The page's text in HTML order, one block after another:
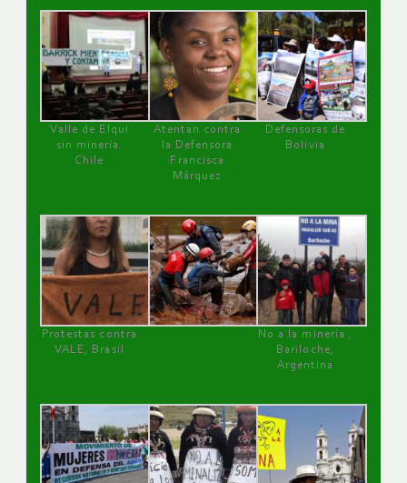
Valle de Elqui
sin minería.
Chile
Atentan contra
la Defensora
Francisca
Márquez
Defensoras de
Bolivia
Protestas contra
VALE, Brasil
No a la minería ,
Bariloche,
Argentina